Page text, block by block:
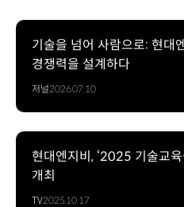
기술을 넘어 사람으로: 현대
경쟁력을 설계하다
저널2026.07.10
현대엔지비, ‘2025 기술교
개최
TV2025.10.17